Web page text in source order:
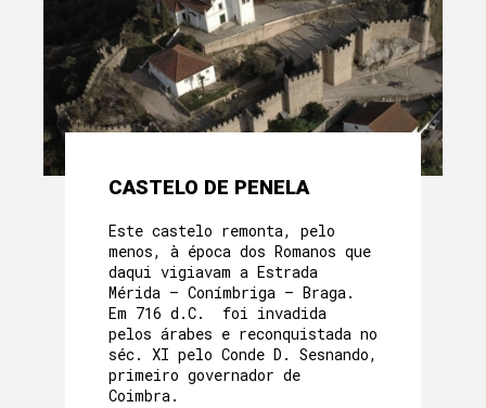
CASTELO DE PENELA
Este castelo remonta, pelo
menos, à época dos Romanos que
daqui vigiavam a Estrada
Mérida – Conímbriga – Braga.
Em 716 d.C. foi invadida
pelos árabes e reconquistada no
séc. XI pelo Conde D. Sesnando,
primeiro governador de
Coimbra.